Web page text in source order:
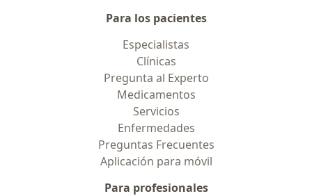
Para los pacientes
Especialistas
Clínicas
Pregunta al Experto
Medicamentos
Servicios
Enfermedades
Preguntas Frecuentes
Aplicación para móvil
Para profesionales